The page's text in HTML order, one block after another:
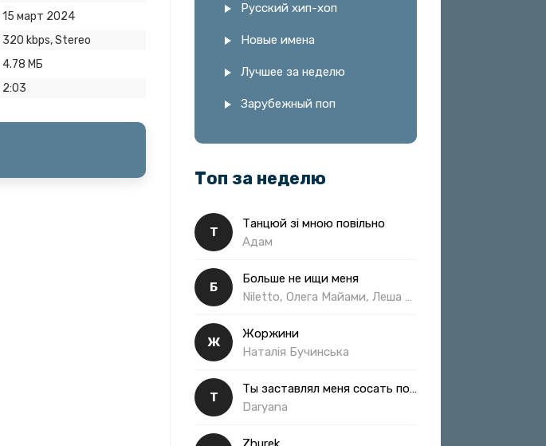
15 март 2024
320 kbps, Stereo
4.78 МБ
2:03
Русский хип-хоп
Новые имена
Лучшее за неделю
Зарубежный поп
Топ за неделю
Т
Танцюй зі мною повільно
Адам
Б
Больше не ищи меня
Ж
Жоржини
Наталія Бучинська
Т
Ты заставлял меня сосать полная
Daryana